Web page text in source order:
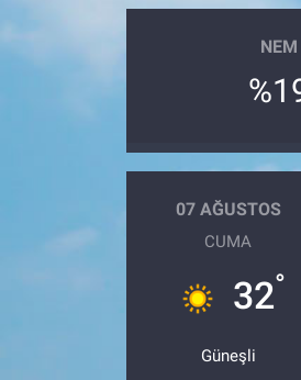
NEM
07 AĞUSTOS
CUMA
32°
Güneşli